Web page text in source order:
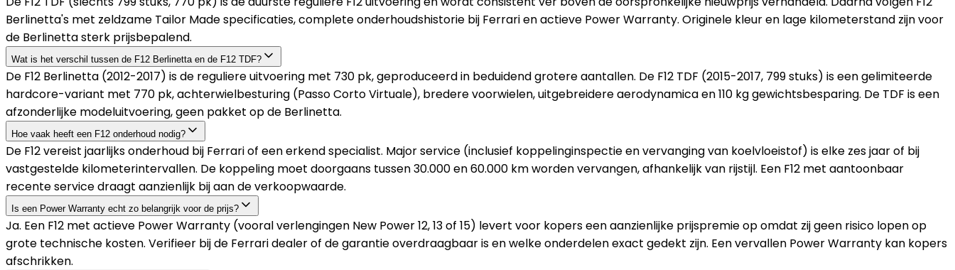
Berlinetta's met zeldzame Tailor Made specificaties, complete onderhoudshistorie bij Ferrari en actieve Power Warranty. Originele kleur en lage kilometerstand zijn voor
de Berlinetta sterk prijsbepalend.
Wat is het verschil tussen de F12 Berlinetta en de F12 TDF?
De F12 Berlinetta (2012-2017) is de reguliere uitvoering met 730 pk, geproduceerd in beduidend grotere aantallen. De F12 TDF (2015-2017, 799 stuks) is een gelimiteerde
hardcore-variant met 770 pk, achterwielbesturing (Passo Corto Virtuale), bredere voorwielen, uitgebreidere aerodynamica en 110 kg gewichtsbesparing. De TDF is een
afzonderlijke modeluitvoering, geen pakket op de Berlinetta.
Hoe vaak heeft een F12 onderhoud nodig?
De F12 vereist jaarlijks onderhoud bij Ferrari of een erkend specialist. Major service (inclusief koppelinginspectie en vervanging van koelvloeistof) is elke zes jaar of bij
vastgestelde kilometerintervallen. De koppeling moet doorgaans tussen 30.000 en 60.000 km worden vervangen, afhankelijk van rijstijl. Een F12 met aantoonbaar
recente service draagt aanzienlijk bij aan de verkoopwaarde.
Is een Power Warranty echt zo belangrijk voor de prijs?
Ja. Een F12 met actieve Power Warranty (vooral verlengingen New Power 12, 13 of 15) levert voor kopers een aanzienlijke prijspremie op omdat zij geen risico lopen op
grote technische kosten. Verifieer bij de Ferrari dealer of de garantie overdraagbaar is en welke onderdelen exact gedekt zijn. Een vervallen Power Warranty kan kopers
afschrikken.